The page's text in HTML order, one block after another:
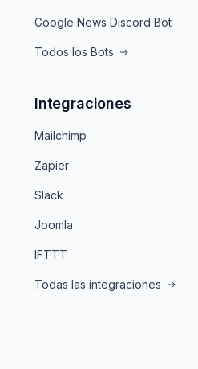
Google News Discord Bot
Todos los Bots
Integraciones
Mailchimp
Zapier
Slack
Joomla
IFTTT
Todas las integraciones